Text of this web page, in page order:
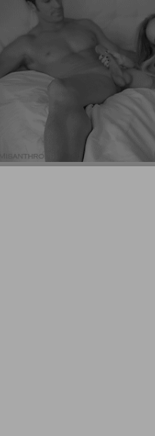
Почему важно
В большинстве случаев у